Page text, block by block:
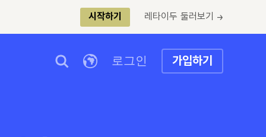
시작하기 레타이두 둘러보기 →
로그인 가입하기